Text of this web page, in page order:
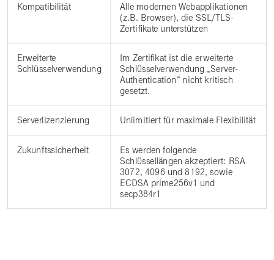
Kompatibilität
Alle modernen Webapplikationen
(z.B. Browser), die SSL/TLS-
Zertifikate unterstützen
Erweiterte
Schlüsselverwendung
Im Zertifikat ist die erweiterte
Schlüsselverwendung „Server-
Authentication“ nicht kritisch
gesetzt.
Serverlizenzierung Unlimitiert für maximale Flexibilität
Zukunftssicherheit Es werden folgende
Schlüssellängen akzeptiert: RSA
3072, 4096 und 8192, sowie
ECDSA prime256v1 und
secp384r1